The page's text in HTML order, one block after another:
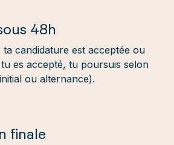
48h
ta candidature est acceptée ou
es accepté, tu poursuis selon
ou alternance).
finale